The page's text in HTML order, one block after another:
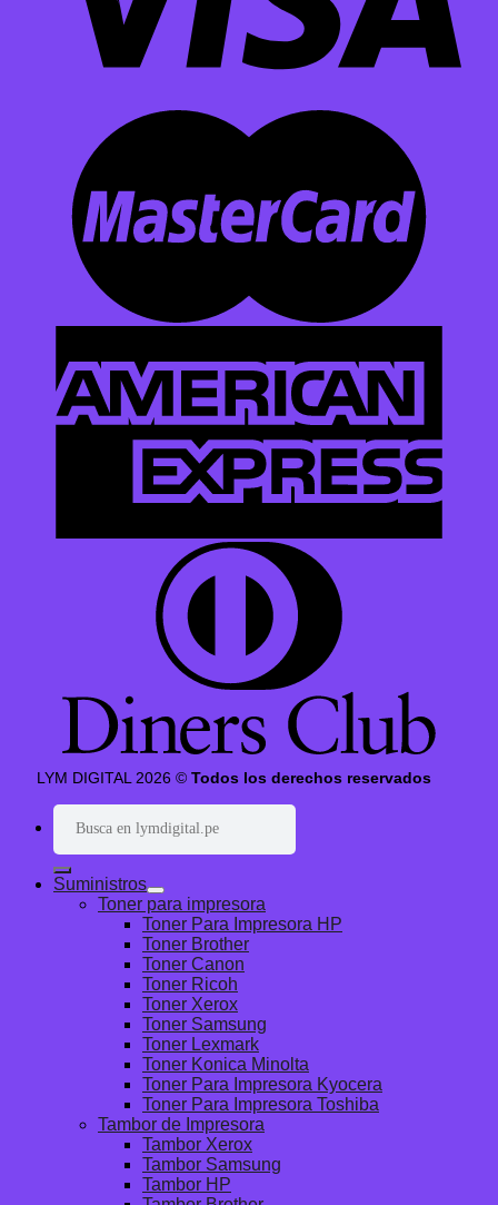
LYM DIGITAL 2026 © Todos los derechos reservados
Buscar
por:
Suministros
Toner para impresora
Toner Para Impresora HP
Toner Brother
Toner Canon
Toner Ricoh
Toner Xerox
Toner Samsung
Toner Lexmark
Toner Konica Minolta
Toner Para Impresora Kyocera
Toner Para Impresora Toshiba
Tambor de Impresora
Tambor Xerox
Tambor Samsung
Tambor HP